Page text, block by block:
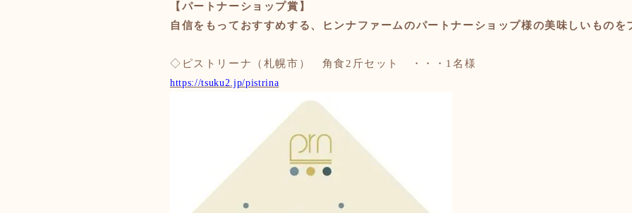
【パートナーショップ賞】
自信をもっておすすめする、ヒンナファームのパートナーショップ様の美味しいものを
◇ピストリーナ（札幌市） 角食 2斤セット ・・・1名様
https://tsuku2.jp/pistrina